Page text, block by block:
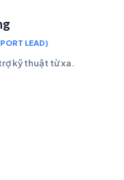
LEAD)
kỹ thuật từ xa.